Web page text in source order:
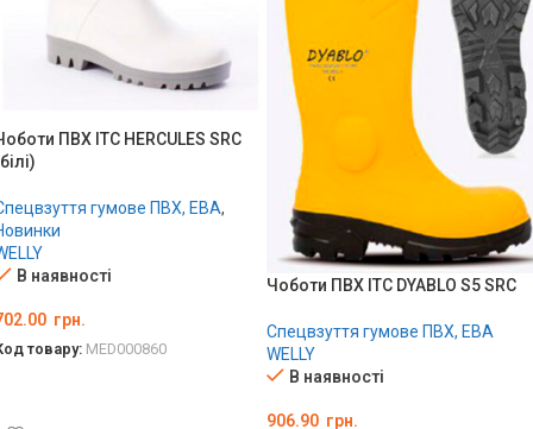
ПВХ ITC HERCULES SRC
гумове ПВХ, ЕВА,
В наявності
грн.
товару: MED000860
Чоботи ПВХ ITC DYABLO S5 SRC
Спецвзуття гумове ПВХ, ЕВА
WELLY
В наявності
906.90 грн.